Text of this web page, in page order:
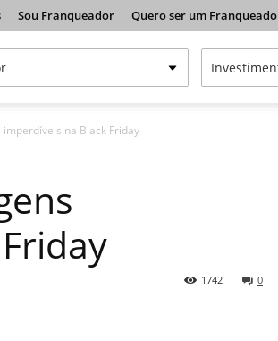
Sou Franqueador Quero ser um Franqueado
na Black Friday
0
1742